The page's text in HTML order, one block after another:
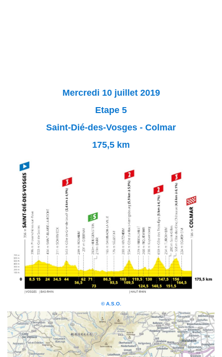
Mercredi 10 juillet 2019
Etape 5
Saint-Dié-des-Vosges - Colmar
175,5 km
© A.S.O.